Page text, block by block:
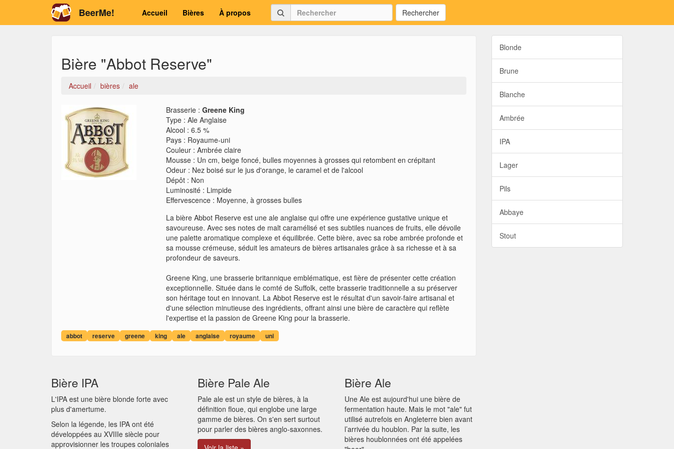
BeerMe! Accueil Bières À propos Rechercher
Bière "Abbot Reserve"
Accueil bières ale
Brasserie :Greene King
Type :Ale Anglaise
Alcool :6.5 %
Pays : Royaume-uni
Couleur :Ambrée claire
Mousse : Un cm, beige foncé, bulles moyennes à grosses qui retombent en crépitant
Odeur : Nez boisé sur le jus d'orange, le caramel et de l'alcool
Dépôt : Non
Luminosité : Limpide
Effervescence : Moyenne, à grosses bulles
La bière Abbot Reserve est une ale anglaise qui offre une expérience gustative unique et
savoureuse. Avec ses notes de malt caramélisé et ses subtiles nuances de fruits, elle dévoile
une palette aromatique complexe et équilibrée. Cette bière, avec sa robe ambrée profonde et
sa mousse crémeuse, séduit les amateurs de bières artisanales grâce à sa richesse et à sa
profondeur de saveurs.
Greene King, une brasserie britannique emblématique, est fière de présenter cette création
exceptionnelle. Située dans le comté de Suffolk, cette brasserie traditionnelle a su préserver
son héritage tout en innovant. La Abbot Reserve est le résultat d'un savoir-faire artisanal et
d'une sélection minutieuse des ingrédients, offrant ainsi une bière de caractère qui reflète
l'expertise et la passion de Greene King pour la brasserie.
abbot reserve greene king ale anglaise royaume uni
Bière IPA
L'IPA est une bière blonde forte avec
plus d'amertume.
Selon la légende, les IPA ont été
développées au XVIIIe siècle pour
approvisionner les troupes coloniales
Bière Pale Ale
Pale ale est un style de bières, à la
définition floue, qui englobe une large
gamme de bières. On s'en sert surtout
pour parler des bières anglo-saxonnes.
Bière Ale
Une Ale est aujourd'hui une bière de
fermentation haute. Mais le mot "ale" fut
utilisé autrefois en Angleterre bien avant
l’arrivée du houblon. Par la suite, les
bières houblonnées ont été appelées
Blonde
Brune
Blanche
Ambrée
IPA
Lager
Pils
Abbaye
Stout